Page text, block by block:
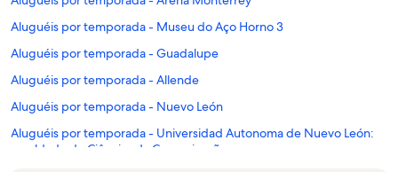
Aluguéis por temporada - Museu do Aço Horno 3
Aluguéis por temporada - Guadalupe
Aluguéis por temporada - Allende
Aluguéis por temporada - Nuevo León
Aluguéis por temporada - Universidad Autonoma de Nuevo León:
faculdade de Ciências da Comunicação